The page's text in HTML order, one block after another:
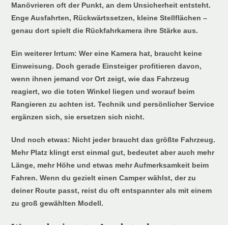
Manövrieren oft der Punkt, an dem Unsicherheit entsteht.
Enge Ausfahrten, Rückwärtssetzen, kleine Stellflächen –
genau dort spielt die Rückfahrkamera ihre Stärke aus.
Ein weiterer Irrtum: Wer eine Kamera hat, braucht keine
Einweisung. Doch gerade Einsteiger profitieren davon,
wenn ihnen jemand vor Ort zeigt, wie das Fahrzeug
reagiert, wo die toten Winkel liegen und worauf beim
Rangieren zu achten ist. Technik und persönlicher Service
ergänzen sich, sie ersetzen sich nicht.
Und noch etwas: Nicht jeder braucht das größte Fahrzeug.
Mehr Platz klingt erst einmal gut, bedeutet aber auch mehr
Länge, mehr Höhe und etwas mehr Aufmerksamkeit beim
Fahren. Wenn du gezielt einen Camper wählst, der zu
deiner Route passt, reist du oft entspannter als mit einem
zu groß gewählten Modell.